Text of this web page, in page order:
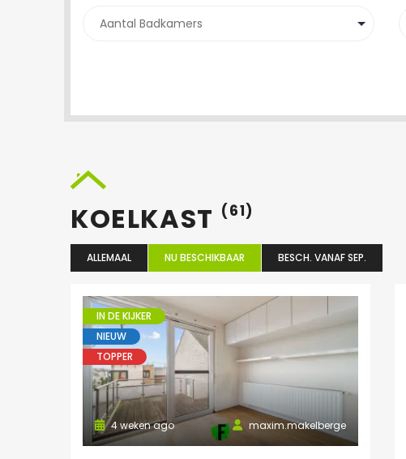
KOELKAST (61)
ALLEMAAL NU BESCHIKBAAR BESCH. VANAF SEP.
IN DE KIJKER
NIEUW
TOPPER
maxim.makelberge
4 weken ago